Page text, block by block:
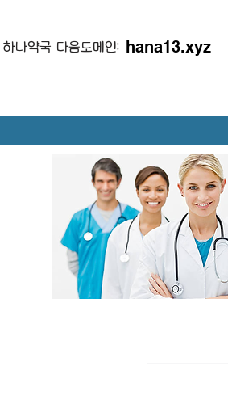
하나약국 다음도메인: hana13.xyz